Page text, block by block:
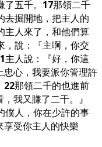
五千。 17那領二千
去掘開地，把主人的
主人來了，和他們算
，說：『主啊，你交
主人說：『好，你這
忠心，我要派你管理許
22那領二千的也進前
我又賺了二千。』
僕人，你在少許的事
受你主人的快樂